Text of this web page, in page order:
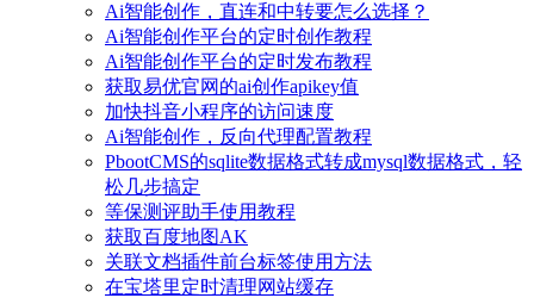
Ai智能创作，直连和中转要怎么选择？
Ai智能创作平台的定时创作教程
Ai智能创作平台的定时发布教程
获取易优官网的ai创作apikey值
加快抖音小程序的访问速度
Ai智能创作，反向代理配置教程
PbootCMS的sqlite数据格式转成mysql数据格式，轻
松几步搞定
等保测评助手使用教程
获取百度地图AK
关联文档插件前台标签使用方法
在宝塔里定时清理网站缓存